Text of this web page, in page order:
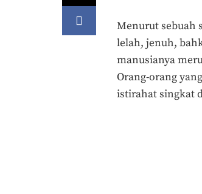
Menurut sebuah
lelah, jenuh,
manusianya
Orang-orang
istirahat singkat